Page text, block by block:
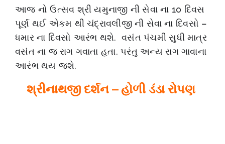
આજ નો ઉત્સવ શ્રી યમુનાજી ની સેવા ના 10 દિવસ
પૂર્ણ થઈ એકમ થી ચંદ્રાવલીજી ની સેવા ના દિવસો –
ધમાર ના દિવસો આરંભ થશે. વસંત પંચમી સુધી માત્ર
વસંત ના જ રાગ ગવાતા હતા. પરંતુ અન્ય રાગ ગાવાના
આરંભ થય જશે.
શ્રીનાથજી દર્શન – હોળી ડંડા રોપણ